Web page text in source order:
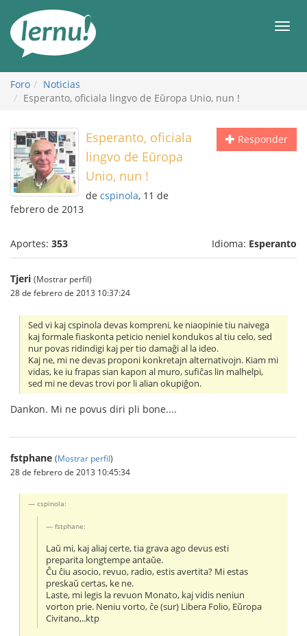
Foro
Noticias
Esperanto, oficiala lingvo de Eŭropa Unio, nun !
Responder
Esperanto, oficiala
lingvo de Eŭropa
Unio, nun !
de cspinola, 11 de
febrero de 2013
Aportes: 353 Idioma: Esperanto
Tjeri (Mostrar perfil)
28 de febrero de 2013 10:37:24
Sed vi kaj cspinola devas kompreni, ke niaopinie tiu naivega
kaj formale fiaskonta peticio neniel kondukos al tiu celo, sed
nur povas ridindigi kaj per tio damaĝi al la ideo.
Kaj ne, mi ne devas proponi konkretajn alternativojn. Kiam mi
vidas, ke iu frapas sian kapon al muro, sufiĉas lin malhelpi,
sed mi ne devas trovi por li alian okupiĝon.
Dankon. Mi ne povus diri pli bone....
fstphane (Mostrar perfil)
28 de febrero de 2013 10:45:34
cspinola:
fstphane:
Laŭ mi, kaj aliaj certe, tia grava ago devus esti
preparita longtempe antaŭe.
Ĉu ĉiu asocio, revuo, radio, estis avertita? Mi estas
preskaŭ certas, ke ne.
Laste, mi legis la revuon Monato, kaj vidis neniun
vorton prie. Neniu vorto, ĉe (sur) Libera Folio, Eŭropa
Civitano,..ktp